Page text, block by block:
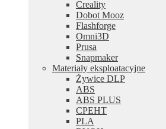
Creality
Dobot Mooz
Flashforge
Omni3D
Prusa
Snapmaker
Materiały eksploatacyjne
Żywice DLP
ABS
ABS PLUS
CPEHT
PLA